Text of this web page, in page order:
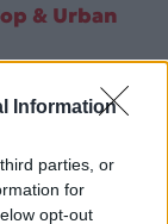
Information
parties, or
for
opt-out
& Urban
υλικό
ή